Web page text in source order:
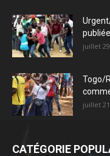
juillet
Togo/
juillet
CATÉGORIE